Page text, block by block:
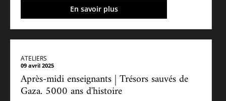
En savoir plus
ATELIERS
09 avril 2025
Après-midi enseignants | Trésors sauvés de
Gaza. 5000 ans d'histoire